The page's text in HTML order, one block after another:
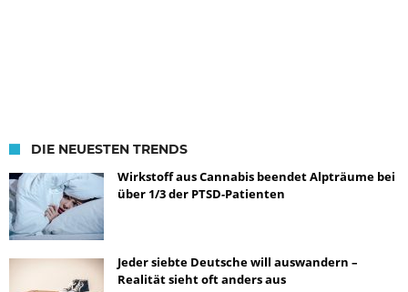
DIE NEUESTEN TRENDS
Wirkstoff aus Cannabis beendet Alpträume bei
über 1/3 der PTSD-Patienten
Jeder siebte Deutsche will auswandern –
Realität sieht oft anders aus